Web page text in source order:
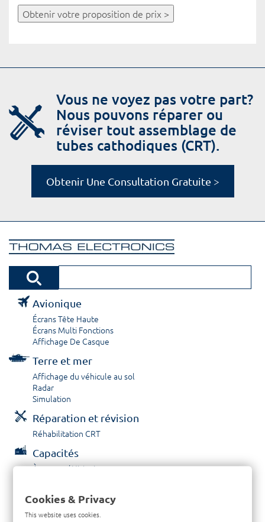
Obtenir votre proposition de prix >
Vous ne voyez pas votre part?
Nous pouvons réparer ou
réviser tout assemblage de
tubes cathodiques (CRT).
Obtenir Une Consultation Gratuite >
Avionique
Écrans Tête Haute
Écrans Multi Fonctions
Affichage De Casque
Terre et mer
Affichage du véhicule au sol
Radar
Simulation
Réparation et révision
Réhabilitation CRT
Capacités
À propos / Historique
Contactez nous
Cookies & Privacy
This website uses cookies.